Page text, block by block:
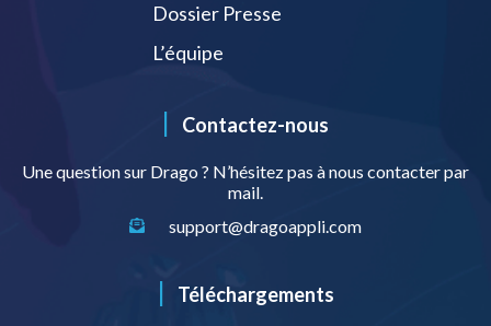
Dossier Presse
L’équipe
| Contactez-nous
Une question sur Drago ? N’hésitez pas à nous contacter par
mail.
support@dragoappli.com
| Téléchargements